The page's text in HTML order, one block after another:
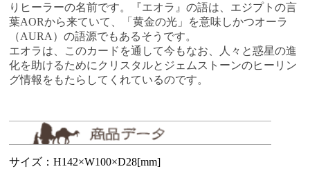
りヒーラーの名前です。『エオラ』の語は、エジプトの言
葉AORから来ていて、「黄金の光」を意味しかつオーラ
（AURA）の語源でもあるそうです。
エオラは、このカードを通して今もなお、人々と惑星の進
化を助けるためにクリスタルとジェムストーンのヒーリン
グ情報をもたらしてくれているのです。
サイズ：H142×W100×D28[mm]